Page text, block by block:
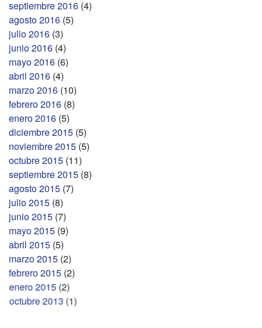
septiembre 2016 (4)
agosto 2016 (5)
julio 2016 (3)
junio 2016 (4)
mayo 2016 (6)
abril 2016 (4)
marzo 2016 (10)
febrero 2016 (8)
enero 2016 (5)
diciembre 2015 (5)
noviembre 2015 (5)
octubre 2015 (11)
septiembre 2015 (8)
agosto 2015 (7)
julio 2015 (8)
junio 2015 (7)
mayo 2015 (9)
abril 2015 (5)
marzo 2015 (2)
febrero 2015 (2)
enero 2015 (2)
octubre 2013 (1)